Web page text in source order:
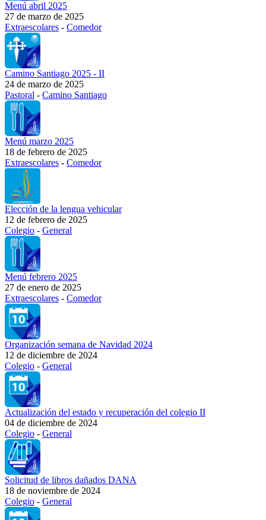
Menú abril 2025
27 de marzo de 2025
Extraescolares - Comedor
Camino Santiago 2025 - II
24 de marzo de 2025
Pastoral - Camino Santiago
Menú marzo 2025
18 de febrero de 2025
Extraescolares - Comedor
Elección de la lengua vehicular
12 de febrero de 2025
Colegio - General
Menú febrero 2025
27 de enero de 2025
Extraescolares - Comedor
Organización semana de Navidad 2024
12 de diciembre de 2024
Colegio - General
Actualización del estado y recuperación del colegio II
04 de diciembre de 2024
Colegio - General
Solicitud de libros dañados DANA
18 de noviembre de 2024
Colegio - General